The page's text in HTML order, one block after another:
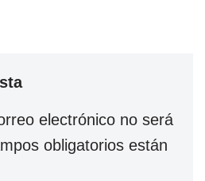
electrónico no será
obligatorios están